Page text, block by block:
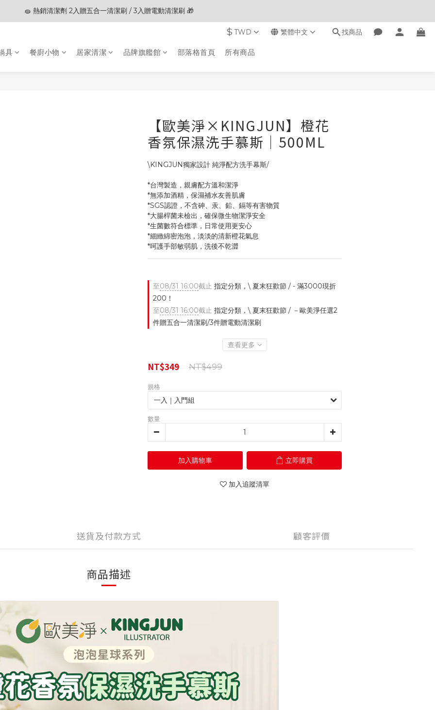
🎊夏末狂歡節限定優惠🎊︱全館滿 $3,000現折$200
🧽 熱銷清潔劑 2入贈五合一清潔刷 / 3入贈電動清潔刷 🎁
$ TWD 繁體中文 找商品
具 餐廚小物 居家清潔 品牌旗艦館 部落格首頁 所有商品
【歐美淨×KINGJUN】橙花
香氛保濕洗手慕斯｜500ML
\KINGJUN獨家設計 純淨配方洗手幕斯/
*台灣製造，親膚配方溫和潔淨
*無添加酒精，保濕補水友善肌膚
*SGS認證，不含砷、汞、鉛、鎘等有害物質
*大腸桿菌未檢出，確保微生物潔淨安全
*生菌數符合標準，日常使用更安心
*細緻綿密泡泡，淡淡的清新橙花氣息
*呵護手部敏弱肌，洗後不乾澀
至08/31 16:00截止 指定分類，\ 夏末狂歡節 / - 滿3000現折
200！
至08/31 16:00截止 指定分類，\ 夏末狂歡節 / －歐美淨任選2
件贈五合一清潔刷/3件贈電動清潔刷
查看更多
NT$499
NT$349
規格
數量
加入購物車 立即購買
加入追蹤清單
送貨及付款方式 顧客評價
商品描述